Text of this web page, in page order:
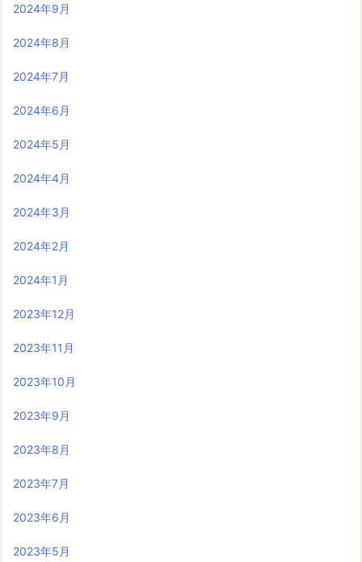
2024年9月
2024年8月
2024年7月
2024年6月
2024年5月
2024年4月
2024年3月
2024年2月
2024年1月
2023年12月
2023年11月
2023年10月
2023年9月
2023年8月
2023年7月
2023年6月
2023年5月